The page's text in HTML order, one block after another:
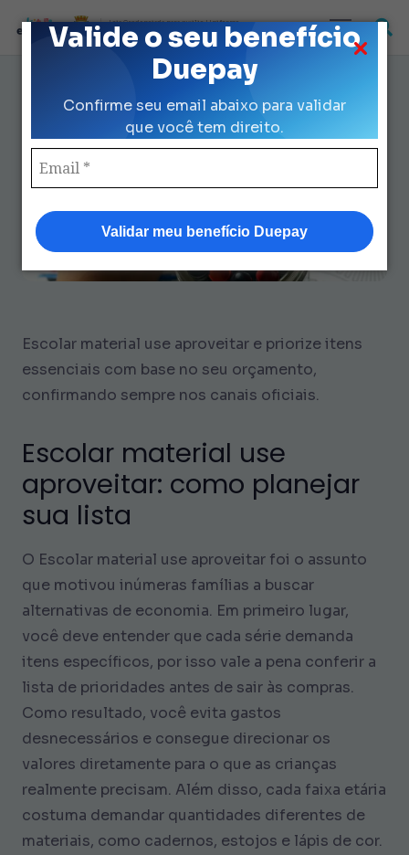
Valide o seu benefício
Duepay
Confirme seu email abaixo para validar
que você tem direito.
Validar meu benefício Duepay
Loja Credenciada para auxilio Uniforme
e Kit Escolar da Prefeitura de São Paulo
Escolar Material Use Aproveitar:
7 Dicas Para Economizar
Escolar material use aproveitar e priorize itens
essenciais com base no seu orçamento,
confirmando sempre nos canais oficiais.
Escolar material use
aproveitar: como planejar
sua lista
O Escolar material use aproveitar foi o assunto
que motivou inúmeras famílias a buscar
alternativas de economia. Em primeiro lugar,
você deve entender que cada série demanda
itens específicos, por isso vale a pena conferir a
lista de prioridades antes de sair às compras.
Como resultado, você evita gastos
desnecessários e consegue direcionar os
valores diretamente para o que as crianças
realmente precisam. Além disso, cada faixa etária
costuma demandar quantidades diferentes de
materiais, como cadernos, estojos e lápis de cor.